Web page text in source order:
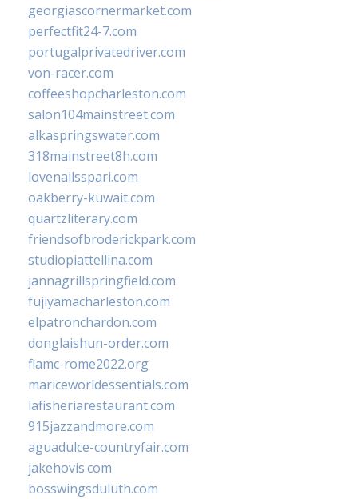
georgiascornermarket.com
perfectfit24-7.com
portugalprivatedriver.com
von-racer.com
coffeeshopcharleston.com
salon104mainstreet.com
alkaspringswater.com
318mainstreet8h.com
lovenailsspari.com
oakberry-kuwait.com
quartzliterary.com
friendsofbroderickpark.com
studiopiattellina.com
jannagrillspringfield.com
fujiyamacharleston.com
elpatronchardon.com
donglaishun-order.com
fiamc-rome2022.org
mariceworldessentials.com
lafisheriarestaurant.com
915jazzandmore.com
aguadulce-countryfair.com
jakehovis.com
bosswingsduluth.com